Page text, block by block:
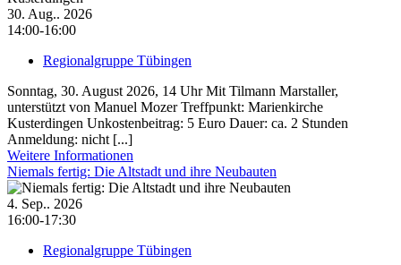
30. Aug.. 2026
14:00-16:00
Regionalgruppe Tübingen
Sonntag, 30. August 2026, 14 Uhr Mit Tilmann Marstaller,
unterstützt von Manuel Mozer Treffpunkt: Marienkirche
Kusterdingen Unkostenbeitrag: 5 Euro Dauer: ca. 2 Stunden
Anmeldung: nicht [...]
Weitere Informationen
Niemals fertig: Die Altstadt und ihre Neubauten
4. Sep.. 2026
16:00-17:30
Regionalgruppe Tübingen